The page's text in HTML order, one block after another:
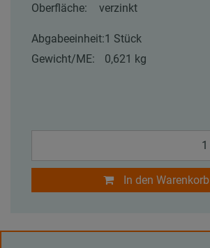
Oberfläche:
verzinkt
Abgabeeinheit:1 Stück
Gewicht/ME:
0,621 kg
In den Warenkorb